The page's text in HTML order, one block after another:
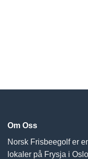
Om Oss
Norsk Frisbeegolf er
lokaler på Frysja i